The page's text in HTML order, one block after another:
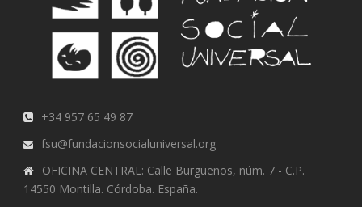
+34 957 65 49 87
fsu@fundacionsocialuniversal.org
OFICINA CENTRAL: Calle Burgueños, núm. 7 - C.P.
14550 Montilla. Córdoba. España.